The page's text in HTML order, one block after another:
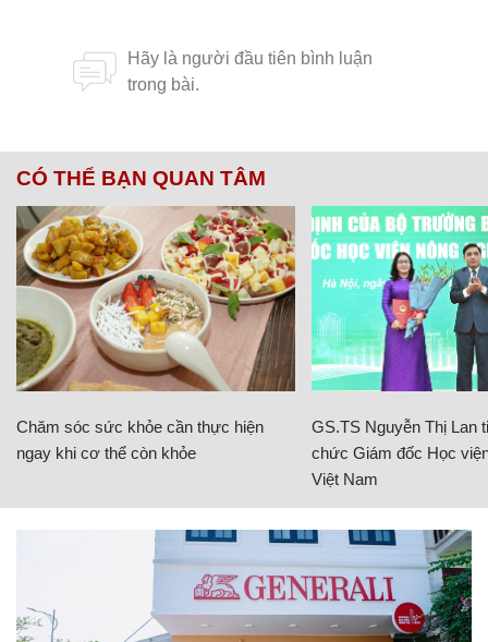
CÓ THỂ BẠN QUAN TÂM
Chăm sóc sức khỏe cần thực hiện
ngay khi cơ thể còn khỏe
GS.TS Nguyễn Thị Lan
chức Giám đốc Học
Việt Nam